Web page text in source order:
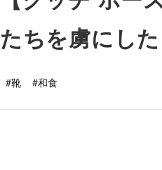
たちを虜にし
#靴 #和食